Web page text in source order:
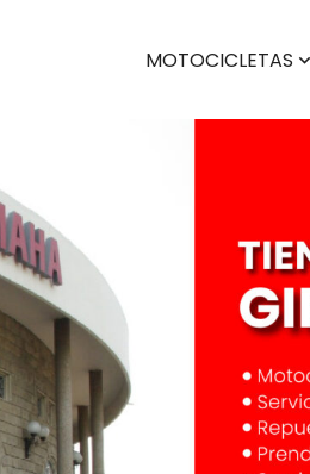
MOTOCICLETAS